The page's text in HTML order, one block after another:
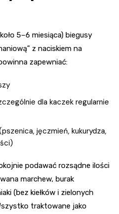
5–6 miesiąca) biegusy
z naciskiem na
zapewniać:
dla kaczek regularnie
jęczmień, kukurydza,
podawać rozsądne ilości
marchew, burak
(bez kiełków i zielonych
traktowane jako